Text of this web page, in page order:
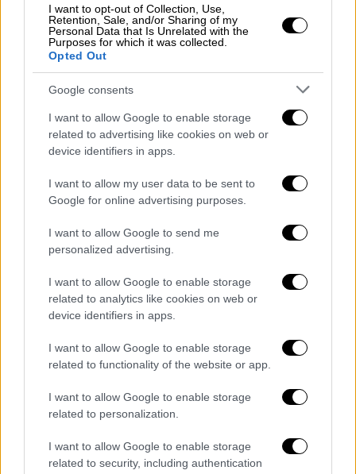
I want to opt-out of Collection, Use,
Retention, Sale, and/or Sharing of my
Personal Data that Is Unrelated with the
Purposes for which it was collected.
Opted Out
Google consents
I want to allow Google to enable storage
related to advertising like cookies on web or
device identifiers in apps.
I want to allow my user data to be sent to
Google for online advertising purposes.
I want to allow Google to send me
personalized advertising.
I want to allow Google to enable storage
related to analytics like cookies on web or
device identifiers in apps.
I want to allow Google to enable storage
related to functionality of the website or app.
I want to allow Google to enable storage
related to personalization.
I want to allow Google to enable storage
related to security, including authentication
Κόσμος|30.07.2026 13:51
Νέα ουκρανική επίθεση με drones κατά
τάνκερ συμφερόντων Αλαφούζου και
Προκοπίου
Τρίτη επίθεση σε διάστημα 10 ημερών και
δεύτερη σε εγκαταστάσεις φόρτωσης
πετρελαίου στη Μαύρη Θάλασσα
Κόσμος|30.07.2026 08:10